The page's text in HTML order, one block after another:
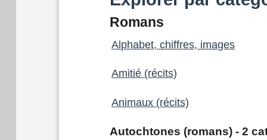
Romans
Alphabet, chiffres, images
Amitié (récits)
Animaux (récits)
Autochtones (romans) - 2